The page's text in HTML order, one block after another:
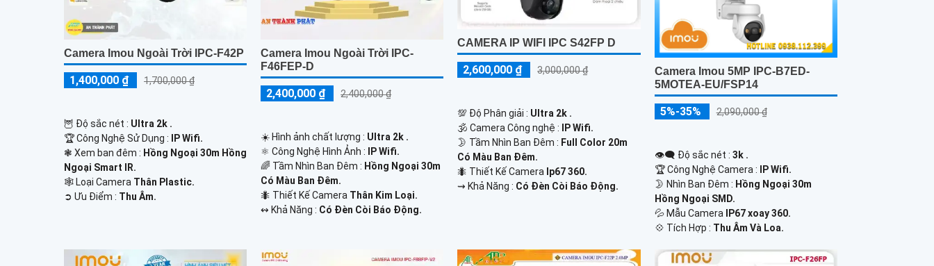
Camera Imou Ngoài Trời IPC-F42P
1,400,000 ₫ 1,700,000 ₫
🦉 Độ sắc nét : Ultra 2k .
🏆 Công Nghệ Sử Dụng :
IP Wifi.
❃ Xem ban đêm : Hồng Ngoại 30m Hồng
Ngoại Smart IR.
🕸️ Loại Camera Thân Plastic.
️➲ Ưu Điểm : Thu Âm.
Camera Imou Ngoài Trời IPC-
F46FEP-D
2,400,000 ₫ 2,400,000 ₫
☀️ Hình ảnh chất lượng : Ultra 2k .
⚛️ Công Nghệ Hình Ảnh :
IP Wifi.
🌈 Tầm Nhìn Ban Đêm : Hồng Ngoại 30m
Có Màu Ban Đêm.
🐜 Thiết Kế Camera Thân Kim Loại.
️↭ Khả Năng : Có Đèn Còi Báo Động.
CAMERA IP WIFI IPC S42FP D
2,600,000 ₫ 3,000,000 ₫
💯 Độ Phân giải : Ultra 2k .
🕉️ Camera Công nghệ :
IP Wifi.
🌛 Tầm Nhìn Ban Đêm : Full Color 20m
Có Màu Ban Đêm.
🐜 Thiết Kế Camera Ip67 360.
️⇝ Khả Năng : Có Đèn Còi Báo Động.
Camera Imou 5MP IPC-B7ED-
5MOTEA-EU/FSP14
5%-35% 2,090,000 ₫
👁️‍🗨 Độ sắc nét : 3k .
🏆 Công Nghệ Camera :
IP Wifi.
🌛 Nhìn Ban Đêm : Hồng Ngoại 30m
Hồng Ngoại SMD.
💦 Mẫu Camera
IP67 xoay 360.
️💠 Tích Hợp : Thu Âm Và Loa.